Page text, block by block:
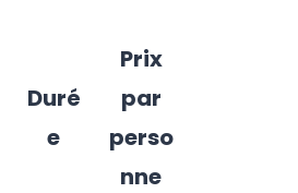
Duré
e
Prix
par
perso
nne